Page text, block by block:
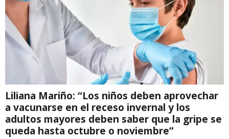
Liliana Mariño: “Los niños deben aprovechar
a vacunarse en el receso invernal y los
adultos mayores deben saber que la gripe se
queda hasta octubre o noviembre”